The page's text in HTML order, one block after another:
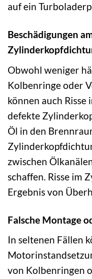
auf ein
Beschädigungen
Obwohl weniger
Kolbenringe oder
können auch
defekte
Öl in den
zwischen
schaffen. Risse im
Ergebnis von
Falsche Montage
In seltenen Fällen
von Kolbenringen